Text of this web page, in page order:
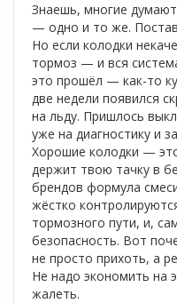
Знаешь, многие
— одно и то же.
Но если колодки
тормоз — и вся
это прошёл — как-то
две недели появился
на льду. Пришлось
уже на диагностику и
Хорошие колодки —
держит твою тачку в
брендов формула
жёстко
тормозного пути, и,
безопасность. Вот
не просто прихоть, а
Не надо экономить на
жалеть.